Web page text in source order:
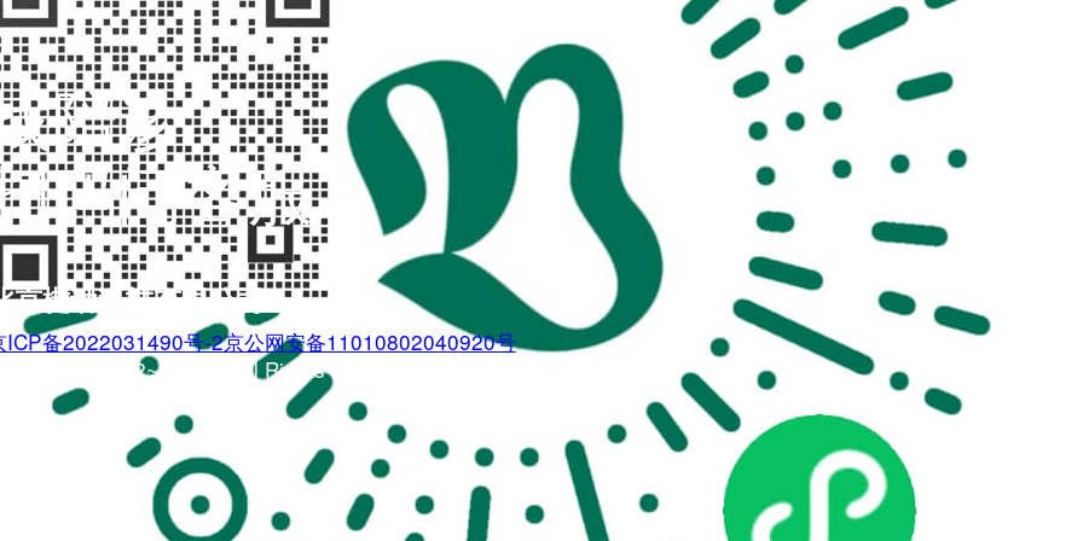
陪诊
码问客服
京樾动科技有限公司
ICP备2022031490号-2京公网安备11010802040920号
2022~2026 © All Rights Reserved